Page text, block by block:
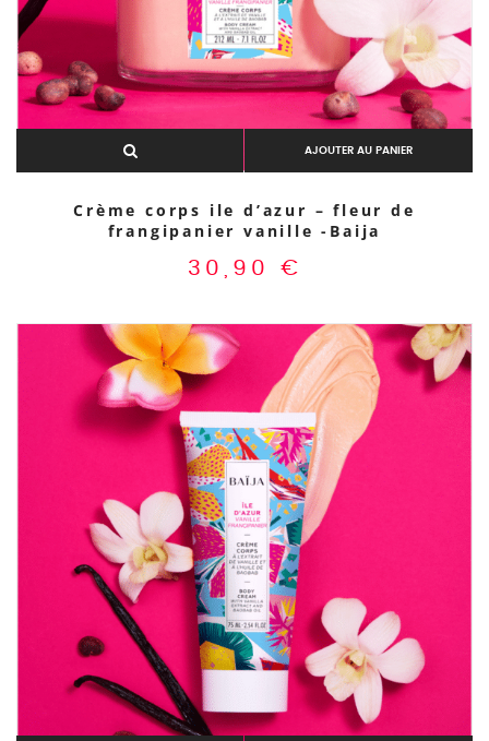
AJOUTER AU PANIER
Crème corps ile d’azur – fleur de
frangipanier vanille -Baija
30,90 €